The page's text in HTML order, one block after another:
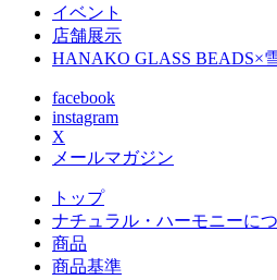
イベント
店舗展示
HANAKO GLASS BEADS×
facebook
instagram
X
メールマガジン
トップ
ナチュラル・ハーモニーに
商品
商品基準